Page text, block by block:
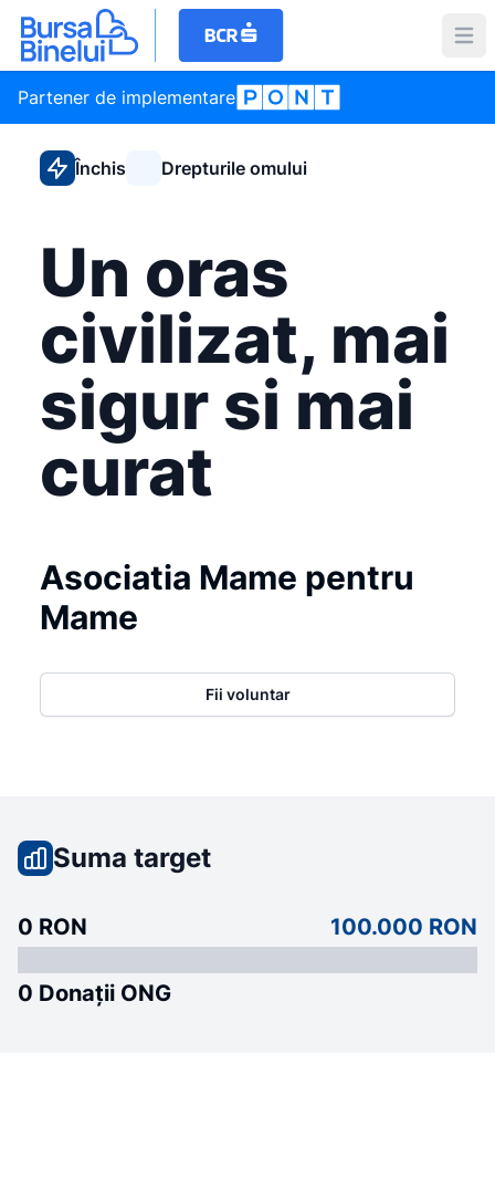
Partener de implementare
Închis Drepturile omului
Un oras
civilizat, mai
sigur si mai
curat
Asociatia Mame pentru
Mame
Fii voluntar
Suma target
0 RON 100.000 RON
0 Donații ONG